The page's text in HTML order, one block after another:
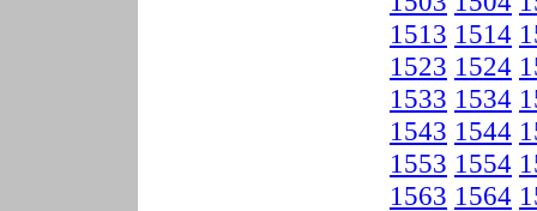
1513 1514
1523 1524
1533 1534
1543 1544
1553 1554
1563 1564